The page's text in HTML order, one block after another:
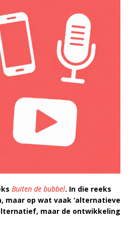
Buiten de bubbel. In die reeks
op wat vaak ‘alternatieve
maar de ontwikkeling